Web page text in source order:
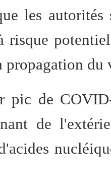
les autorités
risque
propagation du
pic de
de